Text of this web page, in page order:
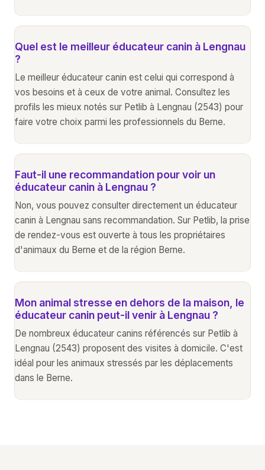
Quel est le meilleur éducateur canin à Lengnau
?
Le meilleur éducateur canin est celui qui correspond à
vos besoins et à ceux de votre animal. Consultez les
profils les mieux notés sur Petlib à Lengnau (2543) pour
faire votre choix parmi les professionnels du Berne.
Faut-il une recommandation pour voir un
éducateur canin à Lengnau ?
Non, vous pouvez consulter directement un éducateur
canin à Lengnau sans recommandation. Sur Petlib, la prise
de rendez-vous est ouverte à tous les propriétaires
d'animaux du Berne et de la région Berne.
Mon animal stresse en dehors de la maison, le
éducateur canin peut-il venir à Lengnau ?
De nombreux éducateur canins référencés sur Petlib à
Lengnau (2543) proposent des visites à domicile. C'est
idéal pour les animaux stressés par les déplacements
dans le Berne.